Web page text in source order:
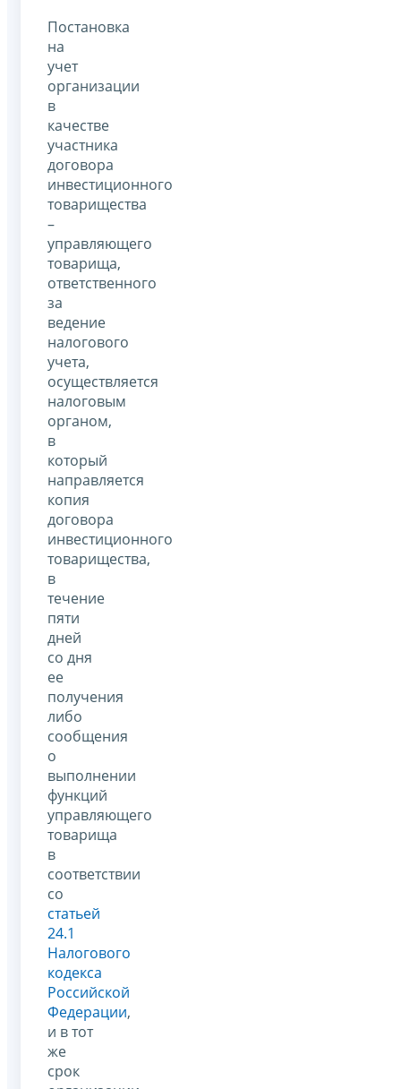
Постановка
на
учет
организации
в
качестве
участника
договора
инвестиционного
товарищества
–
управляющего
товарища,
ответственного
за
ведение
налогового
учета,
осуществляется
налоговым
органом,
в
который
направляется
копия
договора
инвестиционного
товарищества,
в
течение
пяти
дней
со дня
ее
получения
либо
сообщения
о
выполнении
функций
управляющего
товарища
в
соответствии
со
статьей
24.1
Налогового
кодекса
Российской
Федерации,
и в тот
же
срок